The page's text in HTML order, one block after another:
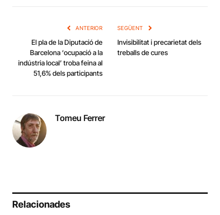
ANTERIOR
El pla de la Diputació de
Barcelona ‘ocupació a la
indústria local’ troba feina al
51,6% dels participants
SEGÜENT
Invisibilitat i precarietat dels
treballs de cures
Tomeu Ferrer
Relacionades